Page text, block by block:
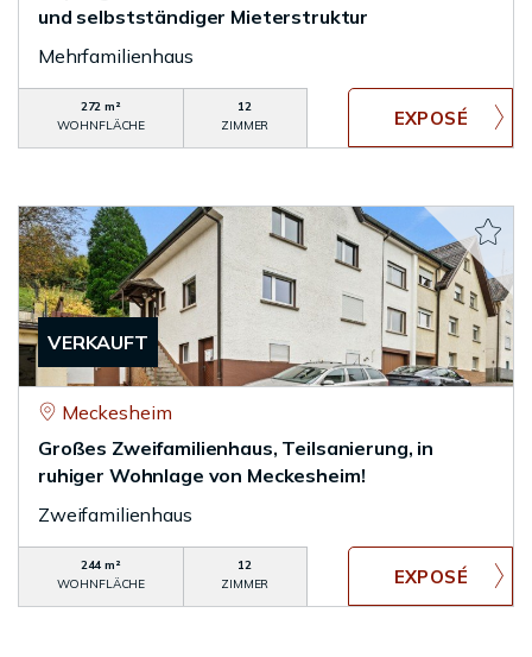
und selbstständiger Mieterstruktur
Mehrfamilienhaus
272 m²
WOHNFLÄCHE
12
ZIMMER
VERKAUFT
Meckesheim
Großes Zweifamilienhaus, Teilsanierung, in
ruhiger Wohnlage von Meckesheim!
Zweifamilienhaus
244 m²
WOHNFLÄCHE
12
ZIMMER